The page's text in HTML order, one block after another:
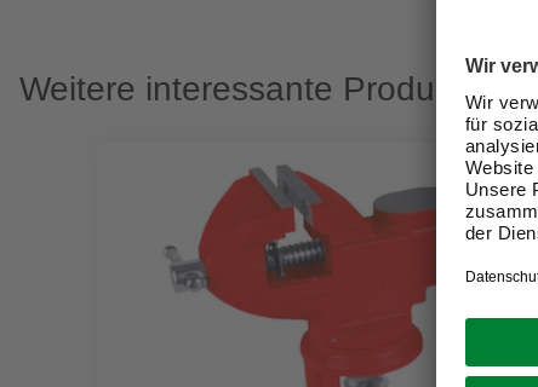
Weitere interessante Produkte